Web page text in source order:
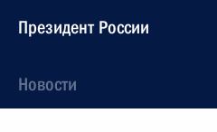
Президент России
Новости